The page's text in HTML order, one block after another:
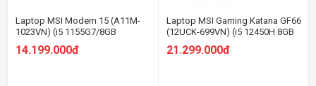
Laptop MSI Modern 15 (A11M-
1023VN) (i5 1155G7/8GB
FHD/Win11/ Vỏ nhôm/Xám)
14.199.000đ
Laptop MSI Gaming Katana GF66
(12UCK-699VN) (i5 12450H 8GB
4G/15.6 inch FHD 144Hz/Win11/
21.299.000đ